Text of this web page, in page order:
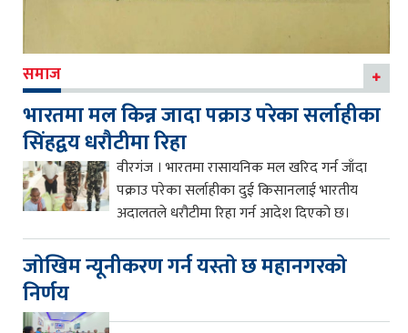
समाज
भारतमा मल किन्न जादा पक्राउ परेका सर्लाहीका
सिंहद्वय धरौटीमा रिहा
वीरगंज । भारतमा रासायनिक मल खरिद गर्न जाँदा
पक्राउ परेका सर्लाहीका दुई किसानलाई भारतीय
अदालतले धरौटीमा रिहा गर्न आदेश दिएको छ।
जाेखिम न्यूनीकरण गर्न यस्ताे छ महानगरकाे
निर्णय